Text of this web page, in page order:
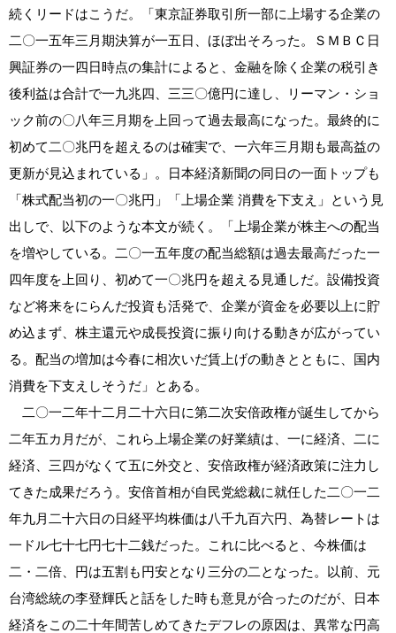
続くリードはこうだ。「東京証券取引所一部に上場する企業の
二〇一五年三月期決算が一五日、ほぼ出そろった。ＳＭＢＣ日
興証券の一四日時点の集計によると、金融を除く企業の税引き
後利益は合計で一九兆四、三三〇億円に達し、リーマン・ショ
ック前の〇八年三月期を上回って過去最高になった。最終的に
初めて二〇兆円を超えるのは確実で、一六年三月期も最高益の
更新が見込まれている」。日本経済新聞の同日の一面トップも
「株式配当初の一〇兆円」「上場企業 消費を下支え」という見
出しで、以下のような本文が続く。「上場企業が株主への配当
を増やしている。二〇一五年度の配当総額は過去最高だった一
四年度を上回り、初めて一〇兆円を超える見通しだ。設備投資
など将来をにらんだ投資も活発で、企業が資金を必要以上に貯
め込まず、株主還元や成長投資に振り向ける動きが広がってい
る。配当の増加は今春に相次いだ賃上げの動きとともに、国内
消費を下支えしそうだ」とある。
二〇一二年十二月二十六日に第二次安倍政権が誕生してから
二年五カ月だが、これら上場企業の好業績は、一に経済、二に
経済、三四がなくて五に外交と、安倍政権が経済政策に注力し
てきた成果だろう。安倍首相が自民党総裁に就任した二〇一二
年九月二十六日の日経平均株価は八千九百六円、為替レートは
一ドル七十七円七十二銭だった。これに比べると、今株価は
二・二倍、円は五割も円安となり三分の二となった。以前、元
台湾総統の李登輝氏と話をした時も意見が合ったのだが、日本
経済をこの二十年間苦しめてきたデフレの原因は、異常な円高